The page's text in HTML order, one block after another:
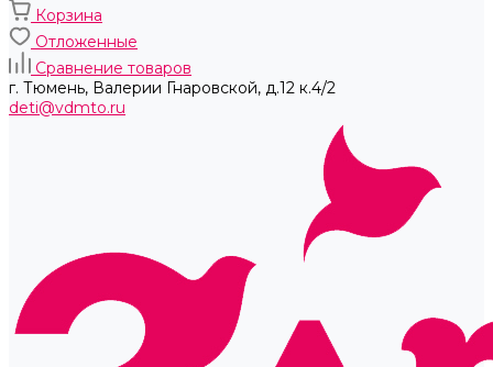
Корзина
Отложенные
Сравнение товаров
г. Тюмень, ​Валерии Гнаровской, д.12 к.4/2
deti@vdmto.ru